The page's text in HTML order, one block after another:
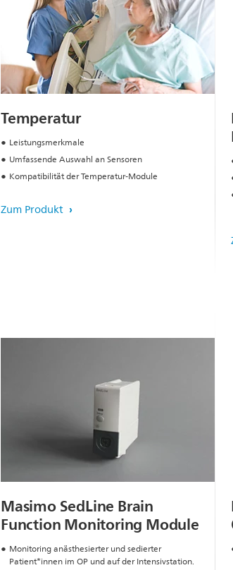
Temperatur
Leistungsmerkmale
Umfassende Auswahl an Sensoren
Kompatibilität der Temperatur-Module
Zum Produkt
Masimo SedLine Brain
Function Monitoring Module
Monitoring anästhesierter und sedierter
Patient*innen im OP und auf der Intensivstation.